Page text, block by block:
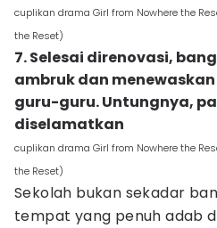
cuplikan drama Girl from Nowhere the
the Reset)
7. Selesai direnovasi,
ambruk dan
guru-guru. Untungnya,
diselamatkan
cuplikan drama Girl from Nowhere the
the Reset)
Sekolah bukan sekadar
tempat yang penuh adab